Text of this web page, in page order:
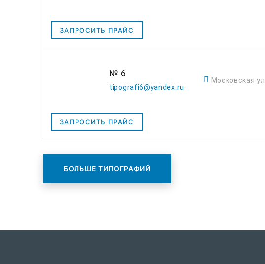
ЗАПРОСИТЬ ПРАЙС
№ 6
tipografi6@yandex.ru
Московская
ЗАПРОСИТЬ ПРАЙС
БОЛЬШЕ ТИПОГРАФИЙ